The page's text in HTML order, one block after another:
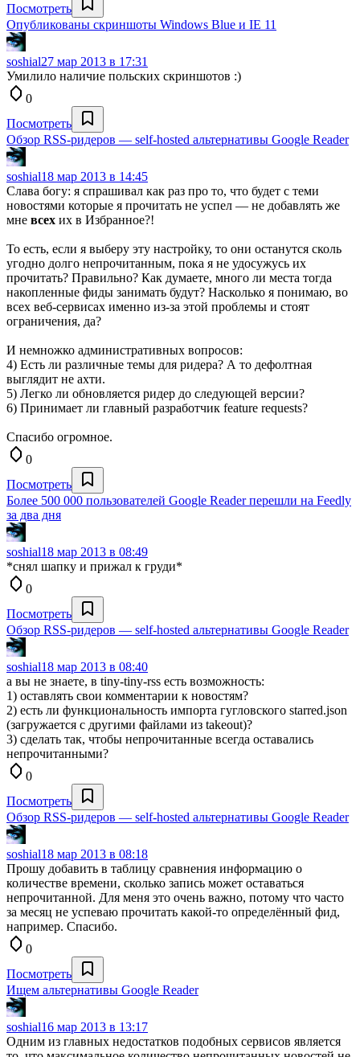
Посмотреть
Опубликованы скриншоты Windows Blue и IE 11
soshial27 мар 2013 в 17:31
Умилило наличие польских скриншотов :)
0
Посмотреть
Обзор RSS-ридеров — self-hosted альтернативы Google Reader
soshial18 мар 2013 в 14:45
Слава богу: я спрашивал как раз про то, что будет с теми
новостями которые я прочитать не успел — не добавлять же
мне всех их в Избранное?!
То есть, если я выберу эту настройку, то они останутся сколь
угодно долго непрочитанным, пока я не удосужусь их
прочитать? Правильно? Как думаете, много ли места тогда
накопленные фиды занимать будут? Насколько я понимаю, во
всех веб-сервисах именно из-за этой проблемы и стоят
ограничения, да?
И немножко административных вопросов:
4) Есть ли различные темы для ридера? А то дефолтная
выглядит не ахти.
5) Легко ли обновляется ридер до следующей версии?
6) Принимает ли главный разработчик feature requests?
Спасибо огромное.
0
Посмотреть
Более 500 000 пользователей Google Reader перешли на Feedly
за два дня
soshial18 мар 2013 в 08:49
*снял шапку и прижал к груди*
0
Посмотреть
Обзор RSS-ридеров — self-hosted альтернативы Google Reader
soshial18 мар 2013 в 08:40
а вы не знаете, в tiny-tiny-rss есть возможность:
1) оставлять свои комментарии к новостям?
2) есть ли функциональность импорта гугловского starred.json
(загружается с другими файлами из takeout)?
3) сделать так, чтобы непрочитанные всегда оставались
непрочитанными?
0
Посмотреть
Обзор RSS-ридеров — self-hosted альтернативы Google Reader
soshial18 мар 2013 в 08:18
Прошу добавить в таблицу сравнения информацию о
количестве времени, сколько запись может оставаться
непрочитанной. Для меня это очень важно, потому что часто
за месяц не успеваю прочитать какой-то определённый фид,
например. Спасибо.
0
Посмотреть
Ищем альтернативы Google Reader
soshial16 мар 2013 в 13:17
Одним из главных недостатков подобных сервисов является